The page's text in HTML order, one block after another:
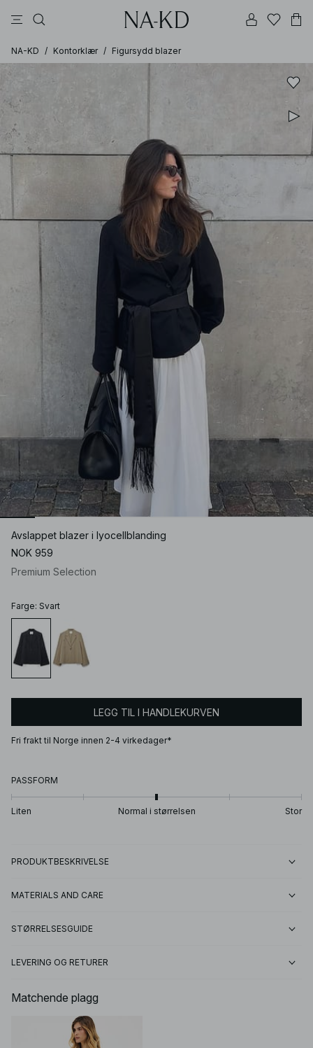
NA-KD / Kontorklær / Figursydd blazer
Avslappet blazer i lyocellblanding
NOK 959
Premium Selection
Farge: Svart
LEGG TIL I HANDLEKURVEN
Fri frakt til Norge innen 2-4 virkedager*
PASSFORM
Liten Normal i størrelsen Stor
PRODUKTBESKRIVELSE
MATERIALS AND CARE
STØRRELSESGUIDE
LEVERING OG RETURER
Matchende plagg